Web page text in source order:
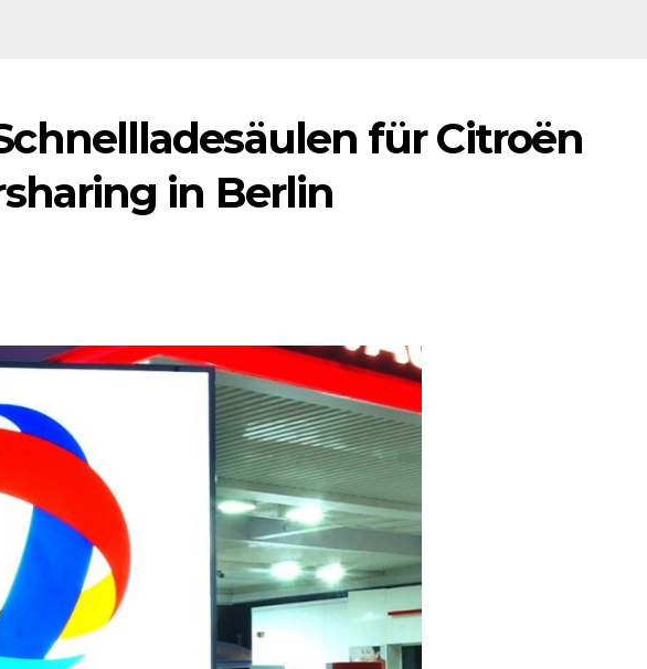
für Citroën
in Berlin